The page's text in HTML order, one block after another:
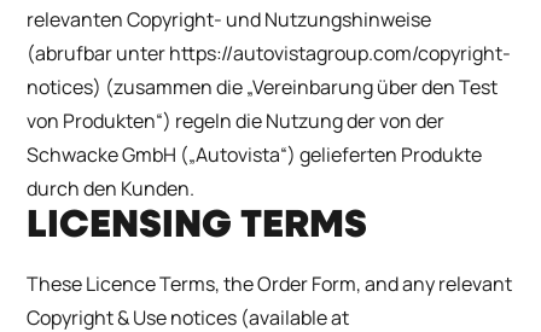
relevanten Copyright- und Nutzungshinweise
(abrufbar unterhttps://autovistagroup.com/copyright-
notices) (zusammen die „Vereinbarung über den Test
von Produkten“) regeln die Nutzung der von der
Schwacke GmbH („Autovista“) gelieferten Produkte
durch den Kunden.
LICENSING TERMS
These Licence Terms, the Order Form, and any relevant
Copyright & Use notices (available at